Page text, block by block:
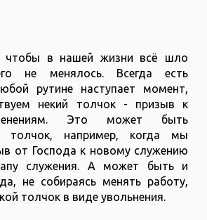
чтобы в нашей жизни всё шло
не менялось. Всегда есть
рутине наступает момент,
некий толчок - призыв к
Это может быть
толчок, например, когда мы
от Господа к новому служению
служения. А может быть и
не собираясь менять работу,
толчок в виде увольнения.